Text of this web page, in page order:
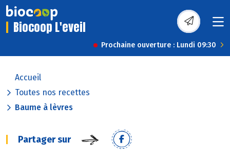
Biocoop L'eveil
Prochaine ouverture : Lundi 09:30
Accueil
Toutes nos recettes
Baume à lèvres
Partager sur